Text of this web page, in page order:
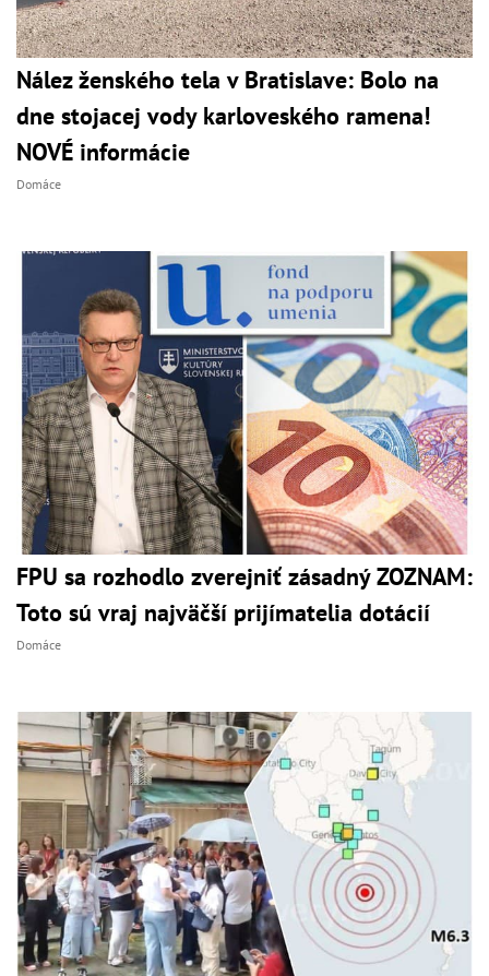
Nález ženského tela v Bratislave: Bolo na
dne stojacej vody karloveského ramena!
NOVÉ informácie
Domáce
FPU sa rozhodlo zverejniť zásadný ZOZNAM:
Toto sú vraj najväčší prijímatelia dotácií
Domáce